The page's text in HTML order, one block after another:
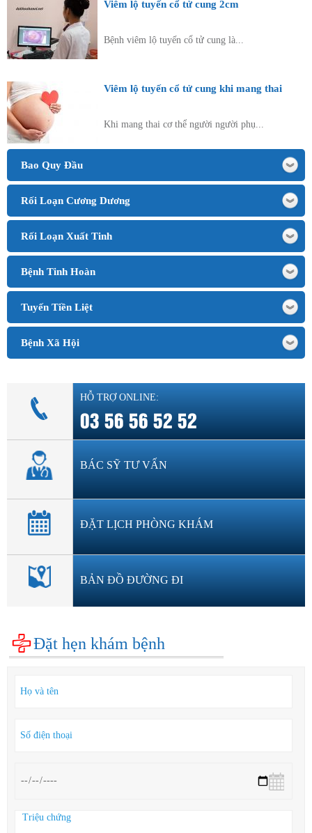
Viêm lộ tuyến cổ tử cung 2cm
Bệnh viêm lộ tuyến cổ tử cung là...
Viêm lộ tuyến cổ tử cung khi mang thai
Khi mang thai cơ thể người người phụ...
Bao Quy Đầu
Rối Loạn Cương Dương
Rối Loạn Xuất Tinh
Bệnh Tinh Hoàn
Tuyến Tiền Liệt
Bệnh Xã Hội
HỖ TRỢ ONLINE:
03 56 56 52 52
BÁC SỸ TƯ VẤN
ĐẶT LỊCH PHÒNG KHÁM
BẢN ĐỒ ĐƯỜNG ĐI
Đặt hẹn khám bệnh